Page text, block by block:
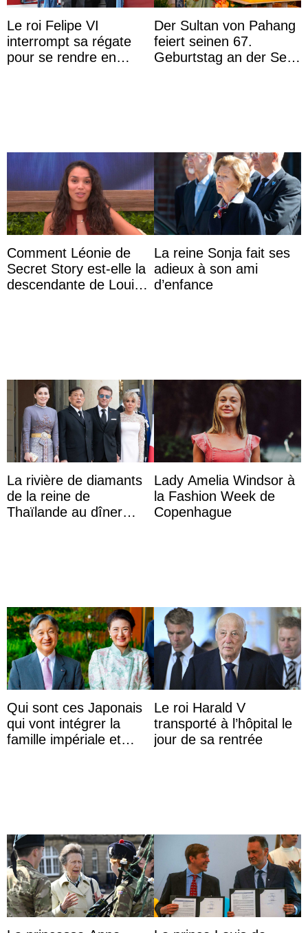
Le roi Felipe VI
interrompt sa régate
pour se rendre en
Der Sultan von Pahang
feiert seinen 67.
Geburtstag an der Seite
Comment Léonie de
Secret Story est-elle la
descendante de Louis
La reine Sonja fait ses
adieux à son ami
d’enfance
La rivière de diamants
de la reine de
Thaïlande au dîner
Lady Amelia Windsor à
la Fashion Week de
Copenhague
Qui sont ces Japonais
qui vont intégrer la
famille impériale et
Le roi Harald V
transporté à l’hôpital le
jour de sa rentrée